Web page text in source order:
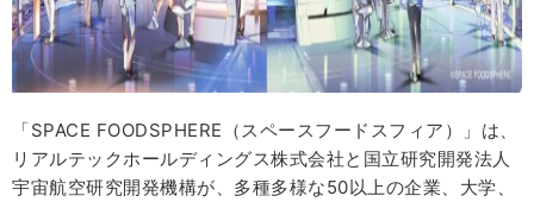
「SPACE FOODSPHERE（スペースフードスフィア）」は、
リアルテックホールディングス株式会社と国立研究開発法人
宇宙航空研究開発機構が、多種多様な50以上の企業、大学、